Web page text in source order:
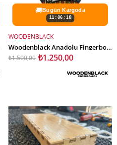
🚚Bugün Kargoda
11:06:16
SEPETE EKLE
WOODENBLACK
Woodenblack Anadolu Fingerboard Deck
₺1.250,00
₺1.500,00